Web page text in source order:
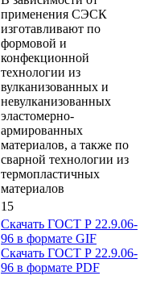
применения СЭСК
изготавливают по
формовой и
конфекционной
технологии из
вулканизованных и
невулканизованных
эластомерно-
армированных
материалов, а также по
сварной технологии из
термопластичных
материалов
15
Скачать ГОСТ Р 22.9.06-
96 в формате GIF
Скачать ГОСТ Р 22.9.06-
96 в формате PDF